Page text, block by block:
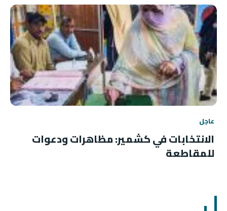
عاجل
الانتخابات في كشمير: مظاهرات ودعوات
للمقاطعة